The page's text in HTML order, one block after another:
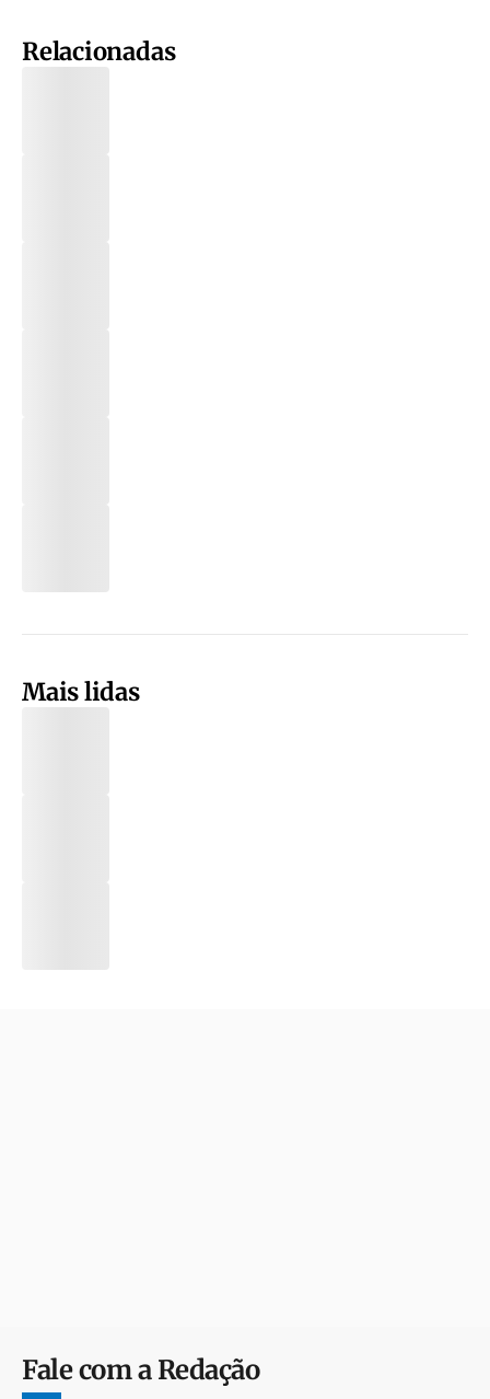
Relacionadas
Mais lidas
Fale com a Redação